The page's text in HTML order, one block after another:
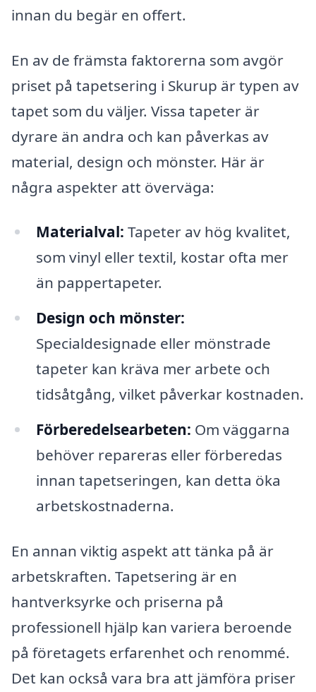
innan du begär en offert.
En av de främsta faktorerna som avgör
priset på tapetsering i Skurup är typen av
tapet som du väljer. Vissa tapeter är
dyrare än andra och kan påverkas av
material, design och mönster. Här är
några aspekter att överväga:
Materialval: Tapeter av hög kvalitet,
som vinyl eller textil, kostar ofta mer
än pappertapeter.
Design och mönster:
Specialdesignade eller mönstrade
tapeter kan kräva mer arbete och
tidsåtgång, vilket påverkar kostnaden.
Förberedelsearbeten: Om väggarna
behöver repareras eller förberedas
innan tapetseringen, kan detta öka
arbetskostnaderna.
En annan viktig aspekt att tänka på är
arbetskraften. Tapetsering är en
hantverksyrke och priserna på
professionell hjälp kan variera beroende
på företagets erfarenhet och renommé.
Det kan också vara bra att jämföra priser